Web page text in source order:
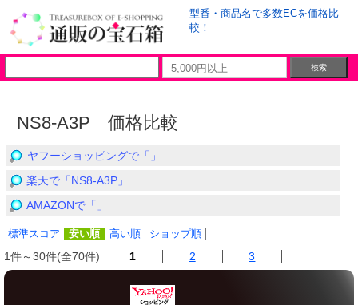
型番・商品名で多数ECを価格比
較！
NS8-A3P 価格比較
ヤフーショッピングで「」
楽天で「NS8-A3P」
AMAZONで「」
標準スコア 安い順 高い順 ショップ順
1件～30件(全70件) 1 2 3